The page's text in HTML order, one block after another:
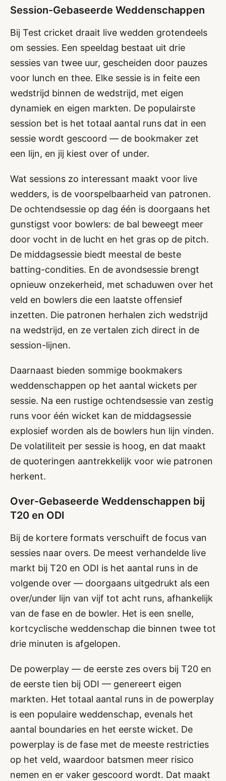
Session-Gebaseerde Weddenschappen
Bij Test cricket draait live wedden grotendeels
om sessies. Een speeldag bestaat uit drie
sessies van twee uur, gescheiden door pauzes
voor lunch en thee. Elke sessie is in feite een
wedstrijd binnen de wedstrijd, met eigen
dynamiek en eigen markten. De populairste
session bet is het totaal aantal runs dat in een
sessie wordt gescoord — de bookmaker zet
een lijn, en jij kiest over of under.
Wat sessions zo interessant maakt voor live
wedders, is de voorspelbaarheid van patronen.
De ochtendsessie op dag één is doorgaans het
gunstigst voor bowlers: de bal beweegt meer
door vocht in de lucht en het gras op de pitch.
De middagsessie biedt meestal de beste
batting-condities. En de avondsessie brengt
opnieuw onzekerheid, met schaduwen over het
veld en bowlers die een laatste offensief
inzetten. Die patronen herhalen zich wedstrijd
na wedstrijd, en ze vertalen zich direct in de
session-lijnen.
Daarnaast bieden sommige bookmakers
weddenschappen op het aantal wickets per
sessie. Na een rustige ochtendsessie van zestig
runs voor één wicket kan de middagsessie
explosief worden als de bowlers hun lijn vinden.
De volatiliteit per sessie is hoog, en dat maakt
de quoteringen aantrekkelijk voor wie patronen
herkent.
Over-Gebaseerde Weddenschappen bij
T20 en ODI
Bij de kortere formats verschuift de focus van
sessies naar overs. De meest verhandelde live
markt bij T20 en ODI is het aantal runs in de
volgende over — doorgaans uitgedrukt als een
over/under lijn van vijf tot acht runs, afhankelijk
van de fase en de bowler. Het is een snelle,
kortcyclische weddenschap die binnen twee tot
drie minuten is afgelopen.
De powerplay — de eerste zes overs bij T20 en
de eerste tien bij ODI — genereert eigen
markten. Het totaal aantal runs in de powerplay
is een populaire weddenschap, evenals het
aantal boundaries en het eerste wicket. De
powerplay is de fase met de meeste restricties
op het veld, waardoor batsmen meer risico
nemen en er vaker gescoord wordt. Dat maakt